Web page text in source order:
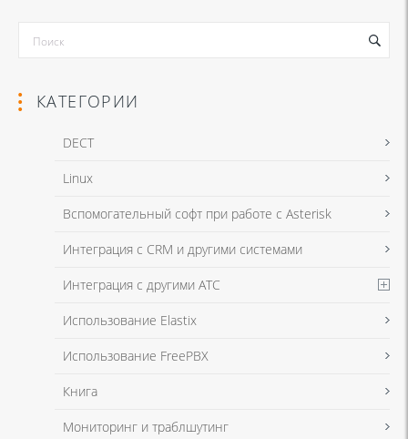
Я даю согласие на обработку моих персональных данных для связи
в соответствии с Политикой в отношении обработки персональных
Я даю согласие на обработку моих персональных данных для связи
в соответствии с Политикой в отношении обработки персональных
КАТЕГОРИИ
DECT
Linux
Вспомогательный софт при работе с Asterisk
Интеграция с CRM и другими системами
Интеграция с другими АТС
Использование Elastix
Использование FreePBX
Книга
Мониторинг и траблшутинг